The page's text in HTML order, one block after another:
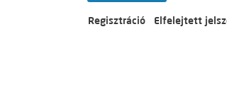
Regisztráció Elfelejtett